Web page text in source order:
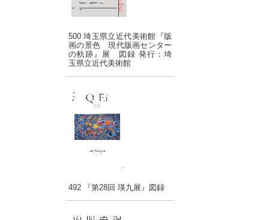
500 埼玉県立近代美術館『版
画の景色 現代版画センター
の軌跡』展 図録 発行：埼
玉県立近代美術館
492 『第28回 瑛九展』図録